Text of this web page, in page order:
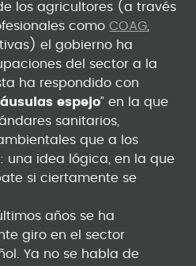
los agricultores (a través
comoCOAG,
el gobierno ha
del sector a la
ha respondido con
espejo” en la que
sanitarios,
que a los
una idea lógica, en la que
si ciertamente se
años se ha
giro en el sector
Ya no se habla de